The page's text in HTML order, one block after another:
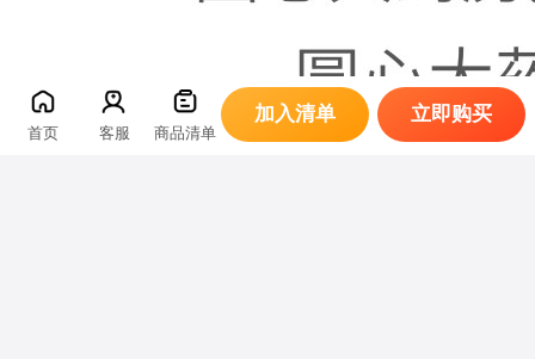
首页 客服 商品清单
加入清单 立即购买